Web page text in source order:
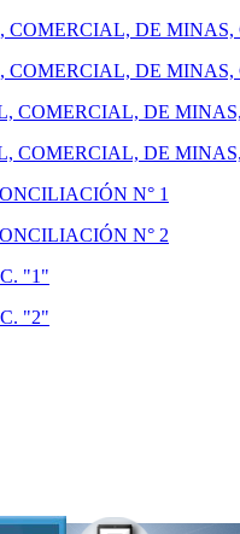
DE
DE
COMERCIAL, DE
COMERCIAL, DE
N° 1
N° 2
"1"
"2"